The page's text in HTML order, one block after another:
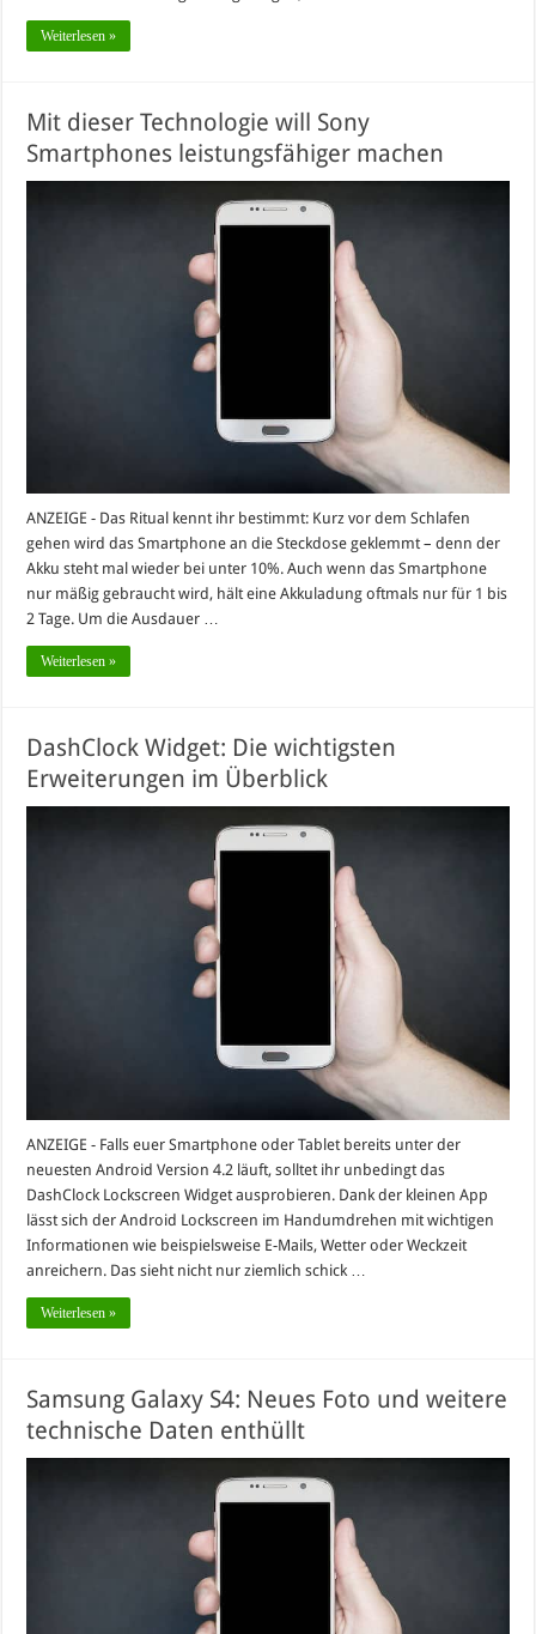
Weiterlesen »
Mit dieser Technologie will Sony
Smartphones leistungsfähiger machen
ANZEIGE - Das Ritual kennt ihr bestimmt: Kurz vor dem Schlafen
gehen wird das Smartphone an die Steckdose geklemmt – denn der
Akku steht mal wieder bei unter 10%. Auch wenn das Smartphone
nur mäßig gebraucht wird, hält eine Akkuladung oftmals nur für 1 bis
2 Tage. Um die Ausdauer …
Weiterlesen »
DashClock Widget: Die wichtigsten
Erweiterungen im Überblick
ANZEIGE - Falls euer Smartphone oder Tablet bereits unter der
neuesten Android Version 4.2 läuft, solltet ihr unbedingt das
DashClock Lockscreen Widget ausprobieren. Dank der kleinen App
lässt sich der Android Lockscreen im Handumdrehen mit wichtigen
Informationen wie beispielsweise E-Mails, Wetter oder Weckzeit
anreichern. Das sieht nicht nur ziemlich schick …
Weiterlesen »
Samsung Galaxy S4: Neues Foto und weitere
technische Daten enthüllt